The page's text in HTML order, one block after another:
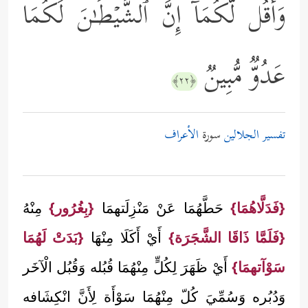
وَأَقُل لَّكُمَاۤ إِنَّ ٱلشَّیۡطَـٰنَ لَكُمَا
عَدُوࣱّ مُّبِینࣱ ﴿٢٢﴾
تفسير الجلالينسورة الأعراف
{فَدَلَّاهُمَا}حَطَّهُمَا عَنْ مَنْزِلَتهمَا {بِغُرُور}مِنْهُ
{فَلَمَّا ذَاقَا الشَّجَرَة}أَيْ أَكَلَا مِنْهَا {بَدَتْ لَهُمَا
سَوْآتهمَا} أَيْ ظَهَرَ لِكُلٍّ مِنْهُمَا قُبُله وَقُبُل الْآخَر
وَدُبُره وَسُمِّيَ كُلّ مِنْهُمَا سَوْأَة لِأَنَّ انْكِشَافه